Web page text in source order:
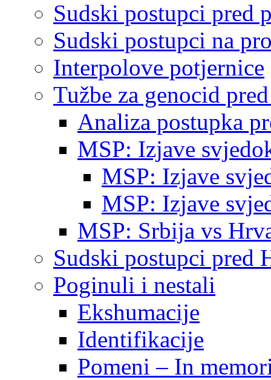
Sudski postupci pred
Sudski postupci na
Interpolove potjernice
Tužbe za genocid
Analiza postupka
MSP: Izjave
MSP: Izjave
MSP: Izjave
MSP: Srbija vs
Sudski postupci pred
Poginuli i nestali
Ekshumacije
Identifikacije
Pomeni – In